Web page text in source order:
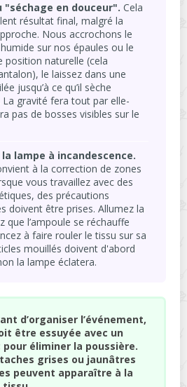
"séchage en douceur". Cela
résultat final, malgré la
Nous accrochons le
sur nos épaules ou le
position naturelle (cela
le laissez dans une
jusqu’à ce qu’il sèche
gravité fera tout par elle-
pas de bosses visibles sur le
lampe à incandescence.
à la correction de zones
vous travaillez avec des
des précautions
doivent être prises. Allumez la
que l’ampoule se réchauffe
à faire rouler le tissu sur sa
mouillés doivent d'abord
la lampe éclatera.
d’organiser l’événement,
être essuyée avec un
pour éliminer la poussière.
grises ou jaunâtres
peuvent apparaître à la